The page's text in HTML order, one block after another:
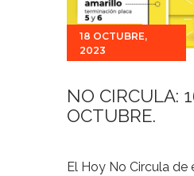
Promociones
Noticias
Para ti
Contacto
18 OCTUBRE,
2023
NO CIRCULA:
OCTUBRE.
El Hoy No Circula de